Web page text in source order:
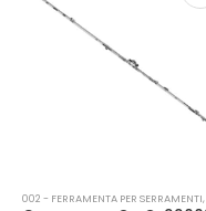
002 - FERRAMENTA PER SERRAMENTI,